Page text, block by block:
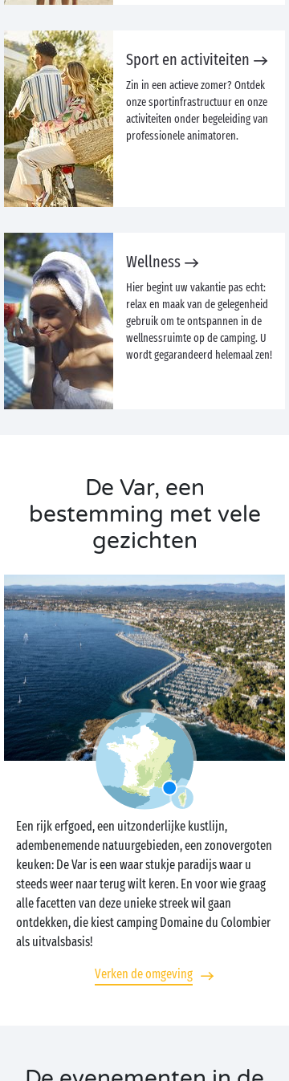
Sport en activiteiten
Zin in een actieve zomer? Ontdek
onze sportinfrastructuur en onze
activiteiten onder begeleiding van
professionele animatoren.
Wellness
Hier begint uw vakantie pas echt:
relax en maak van de gelegenheid
gebruik om te ontspannen in de
wellnessruimte op de camping. U
wordt gegarandeerd helemaal zen!
De Var, een
bestemming met vele
gezichten
Een rijk erfgoed, een uitzonderlijke kustlijn,
adembenemende natuurgebieden, een zonovergoten
keuken: De Var is een waar stukje paradijs waar u
steeds weer naar terug wilt keren. En voor wie graag
alle facetten van deze unieke streek wil gaan
ontdekken, die kiest camping Domaine du Colombier
als uitvalsbasis!
Verken de omgeving